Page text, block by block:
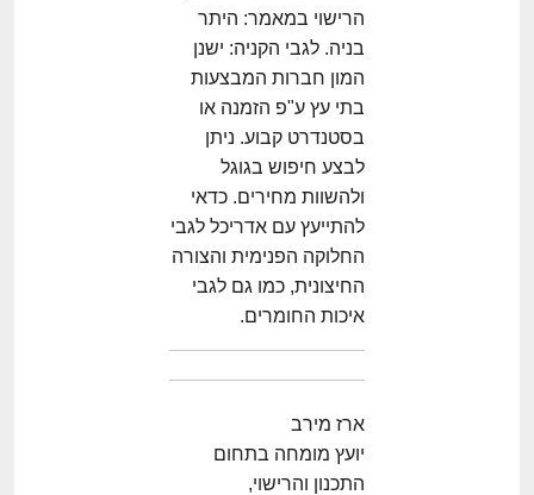
הרישוי במאמר: היתר
בניה. לגבי הקניה: ישנן
המון חברות המבצעות
בתי עץ ע"פ הזמנה או
בסטנדרט קבוע. ניתן
לבצע חיפוש בגוגל
ולהשוות מחירים. כדאי
להתייעץ עם אדריכל לגבי
החלוקה הפנימית והצורה
החיצונית, כמו גם לגבי
איכות החומרים.
ארז מירב
יועץ מומחה בתחום
התכנון והרישוי,